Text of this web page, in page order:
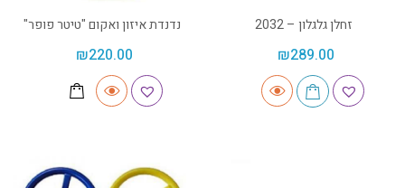
זחלן גלגלון – 2032
₪289.00
נדנדת איזון ואקום "טיטר פופר"
₪220.00